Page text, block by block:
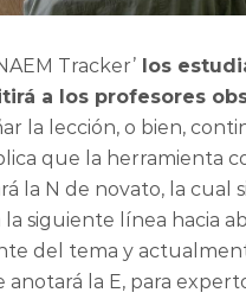
Tracker’ los
a los profesores
la lección, o bien,
que la herramienta
la N de novato, la cual
siguiente línea hacia
del tema y
anotará la E, para